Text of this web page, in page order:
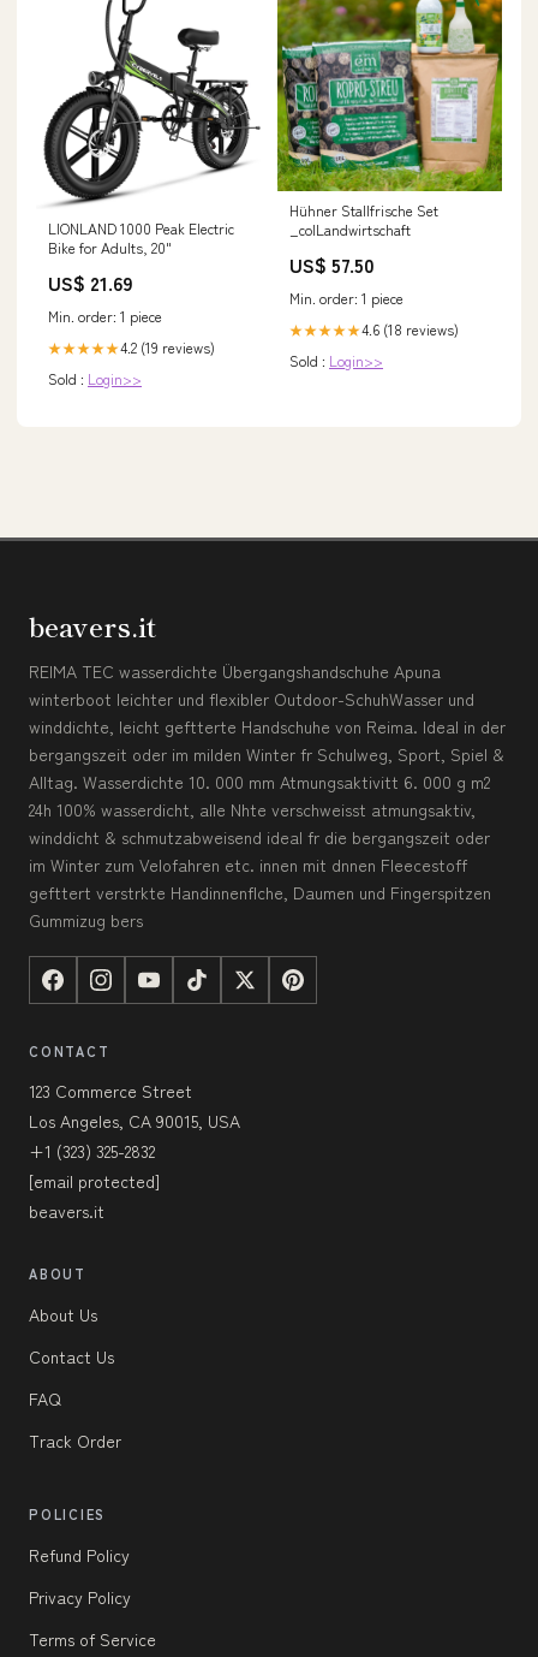
LIONLAND 1000 Peak Electric
Bike for Adults, 20"
US$ 21.69
Min. order: 1 piece
★★★★★4.2 (19 reviews)
Sold : Login>>
Hühner Stallfrische Set
_colLandwirtschaft
US$ 57.50
Min. order: 1 piece
★★★★★4.6 (18 reviews)
Sold : Login>>
beavers.it
REIMA TEC wasserdichte Übergangshandschuhe Apuna
winterboot leichter und flexibler Outdoor-SchuhWasser und
winddichte, leicht geftterte Handschuhe von Reima. Ideal in der
bergangszeit oder im milden Winter fr Schulweg, Sport, Spiel &
Alltag. Wasserdichte 10. 000 mm Atmungsaktivitt 6. 000 g m2
24h 100% wasserdicht, alle Nhte verschweisst atmungsaktiv,
winddicht & schmutzabweisend ideal fr die bergangszeit oder
im Winter zum Velofahren etc. innen mit dnnen Fleecestoff
gefttert verstrkte Handinnenflche, Daumen und Fingerspitzen
Gummizug bers
CONTACT
123 Commerce Street
Los Angeles, CA 90015, USA
+1 (323) 325-2832
[email protected]
beavers.it
ABOUT
About Us
Contact Us
FAQ
Track Order
POLICIES
Refund Policy
Privacy Policy
Terms of Service